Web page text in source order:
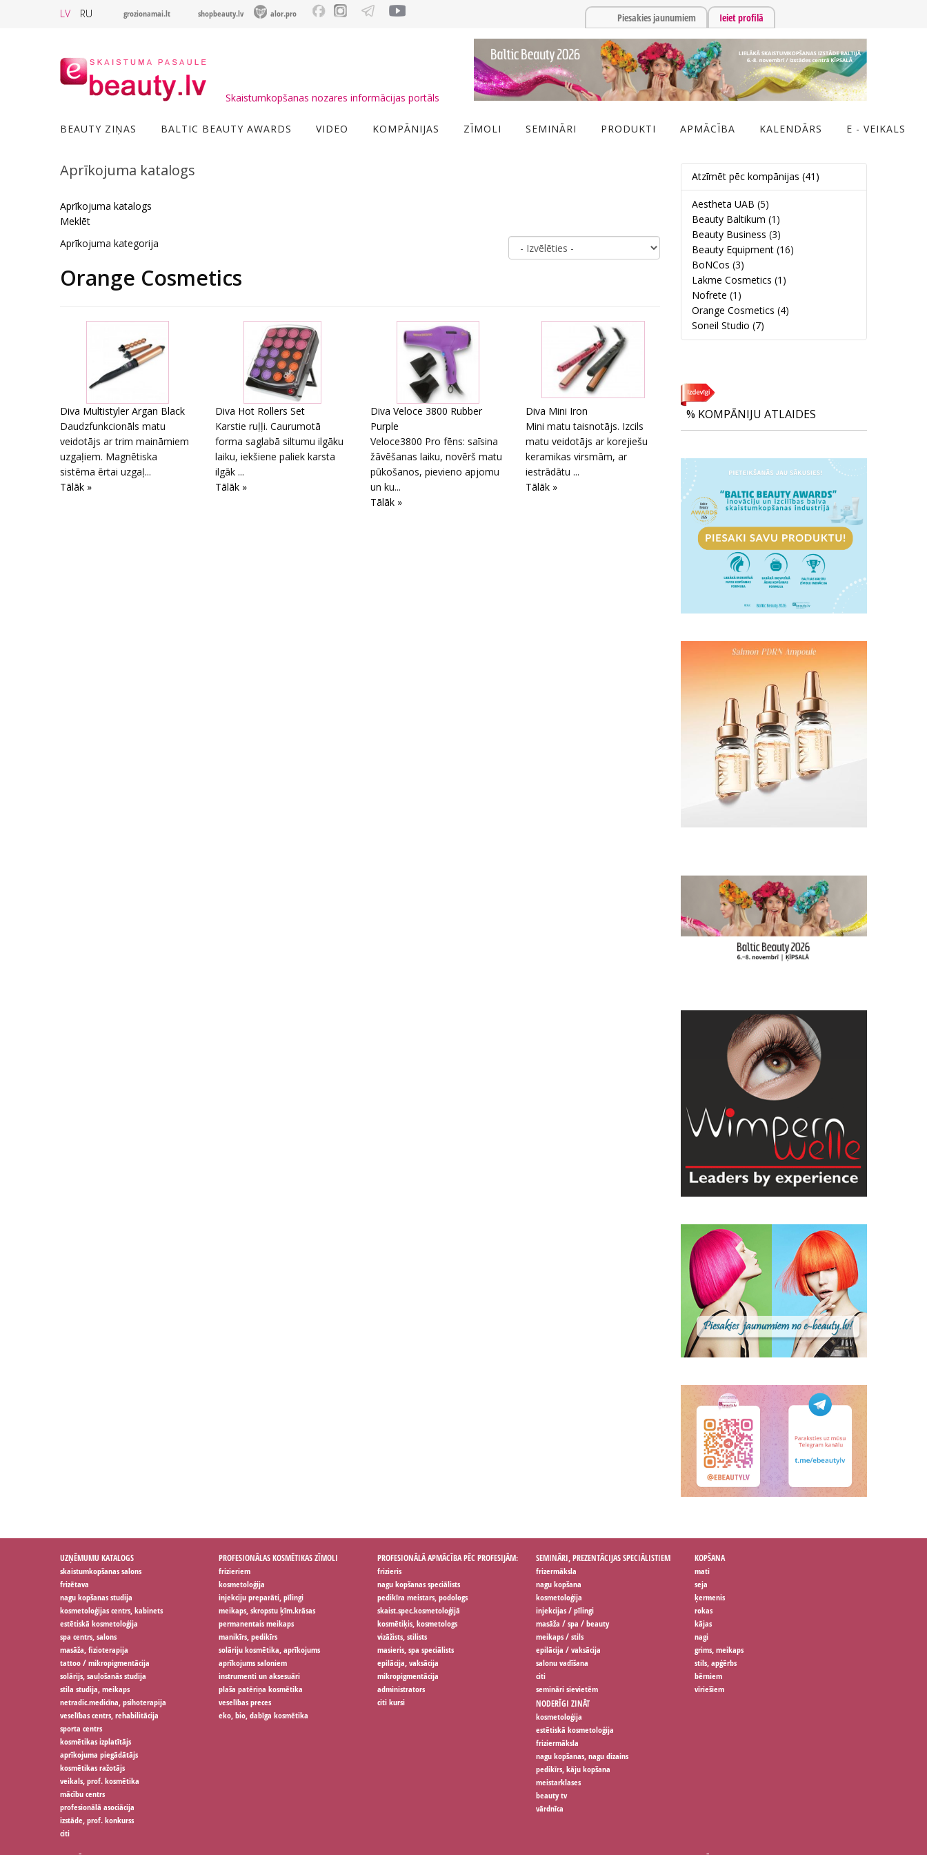
LV RU grozionamai.lt shopbeauty.lv alor.pro Piesakies jaunumiem Ieiet profilā
Skaistumkopšanas nozares informācijas portāls
BEAUTY ZIŅAS BALTIC BEAUTY AWARDS VIDEO KOMPĀNIJAS ZĪMOLI SEMINĀRI PRODUKTI APMĀCĪBA KALENDĀRS E - VEIKALS
Aprīkojuma katalogs
Aprīkojuma katalogs
Meklēt
Aprīkojuma kategorija
Orange Cosmetics
Diva Multistyler Argan Black
Daudzfunkcionāls matu
veidotājs ar trim maināmiem
uzgaļiem. Magnētiska
sistēma ērtai uzgaļ...
Tālāk »
Diva Hot Rollers Set
Karstie ruļļi. Caurumotā
forma saglabā siltumu ilgāku
laiku, iekšiene paliek karsta
ilgāk ...
Tālāk »
Diva Veloce 3800 Rubber
Purple
Veloce3800 Pro fēns: saīsina
žāvēšanas laiku, novērš matu
pūkošanos, pievieno apjomu
un ku...
Tālāk »
Diva Mini Iron
Mini matu taisnotājs. Izcils
matu veidotājs ar korejiešu
keramikas virsmām, ar
iestrādātu ...
Tālāk »
Atzīmēt pēc kompānijas (41)
Aestheta UAB (5)
Beauty Baltikum (1)
Beauty Business (3)
Beauty Equipment (16)
BoNCos (3)
Lakme Cosmetics (1)
Nofrete (1)
Orange Cosmetics (4)
Soneil Studio (7)
% KOMPĀNIJU ATLAIDES
UZŅĒMUMU KATALOGS
skaistumkopšanas salons
frizētava
nagu kopšanas studija
kosmetoloģijas centrs, kabinets
estētiskā kosmetoloģija
spa centrs, salons
masāža, fizioterapija
tattoo / mikropigmentācija
solārijs, sauļošanās studija
stila studija, meikaps
netradic.medicīna, psihoterapija
veselības centrs, rehabilitācija
sporta centrs
kosmētikas izplatītājs
aprīkojuma piegādātājs
kosmētikas ražotājs
veikals, prof. kosmētika
mācību centrs
profesionālā asociācija
izstāde, prof. konkurss
citi
PROFESIONĀLAS KOSMĒTIKAS ZĪMOLI
frizieriem
kosmetoloģija
injekciju preparāti, pīlingi
meikaps, skropstu ķīm.krāsas
permanentais meikaps
manikīrs, pedikīrs
solāriju kosmētika, aprīkojums
aprīkojums saloniem
instrumenti un aksesuāri
plaša patēriņa kosmētika
veselības preces
eko, bio, dabīga kosmētika
PROFESIONĀLĀ APMĀCĪBA PĒC PROFESIJĀM:
frizieris
nagu kopšanas speciālists
pedikīra meistars, podologs
skaist.spec.kosmetoloģijā
kosmētiķis, kosmetologs
vizāžists, stilists
masieris, spa speciālists
epilācija, vaksācija
mikropigmentācija
administrators
citi kursi
SEMINĀRI, PREZENTĀCIJAS SPECIĀLISTIEM
frizermāksla
nagu kopšana
kosmetoloģija
injekcijas / pīlingi
masāža / spa / beauty
meikaps / stils
epilācija / vaksācija
salonu vadīšana
citi
semināri sievietēm
KOPŠANA
mati
seja
ķermenis
rokas
kājas
nagi
grims, meikaps
stils, apģērbs
bērniem
vīriešiem
NODERĪGI ZINĀT
kosmetoloģija
estētiskā kosmetoloģija
friziermāksla
nagu kopšanas, nagu dizains
pedikīrs, kāju kopšana
meistarklases
beauty tv
vārdnīca